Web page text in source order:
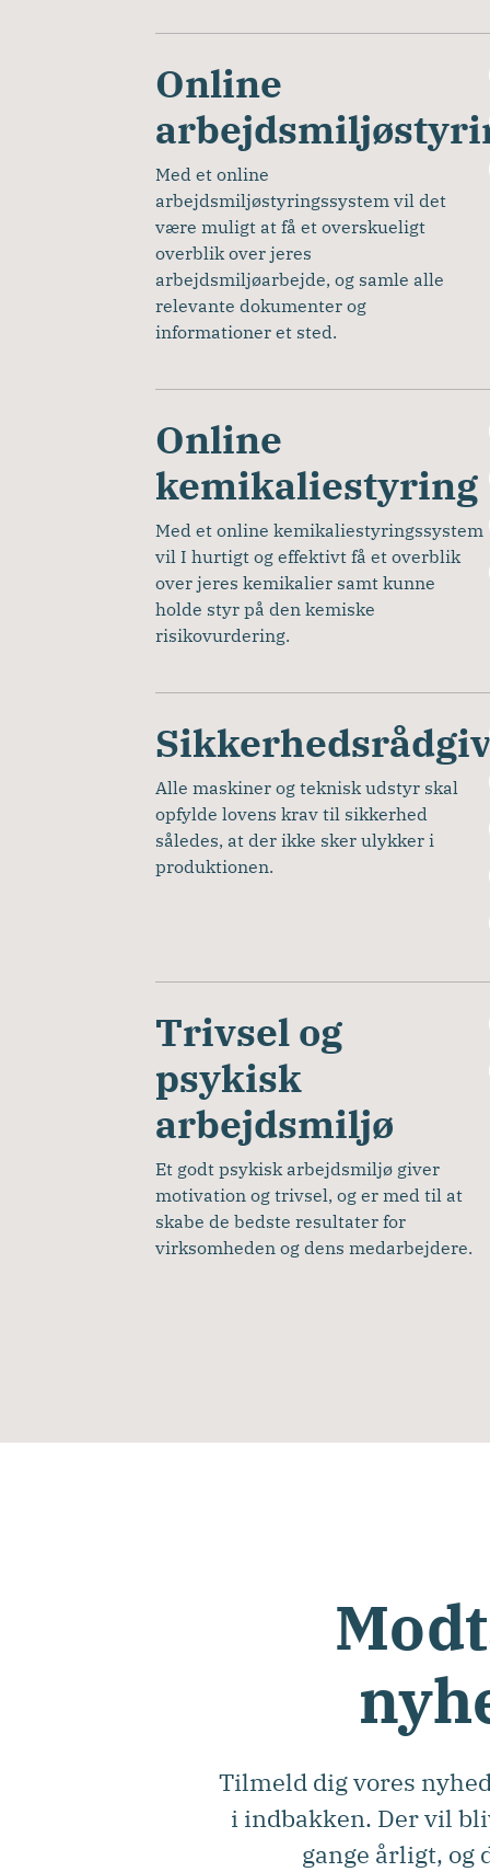
Online
Med et online
arbejdsmiljøstyringssystem vil det
være muligt at få et overskueligt
overblik over jeres
arbejdsmiljøarbejde, og samle alle
relevante dokumenter og
informationer et sted.
Online
kemikaliestyring
Med et online kemikaliestyringssystem
vil I hurtigt og effektivt få et overblik
over jeres kemikalier samt kunne
holde styr på den kemiske
risikovurdering.
Alle maskiner og teknisk udstyr skal
opfylde lovens krav til sikkerhed
således, at der ikke sker ulykker i
produktionen.
Trivsel og
psykisk
arbejdsmiljø
Et godt psykisk arbejdsmiljø giver
motivation og trivsel, og er med til at
skabe de bedste resultater for
virksomheden og dens medarbejdere.
Tilmeld dig vores
i indbakken. Der vil
gange årligt, og